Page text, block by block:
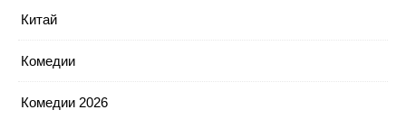
Китай
Комедии
Комедии 2026